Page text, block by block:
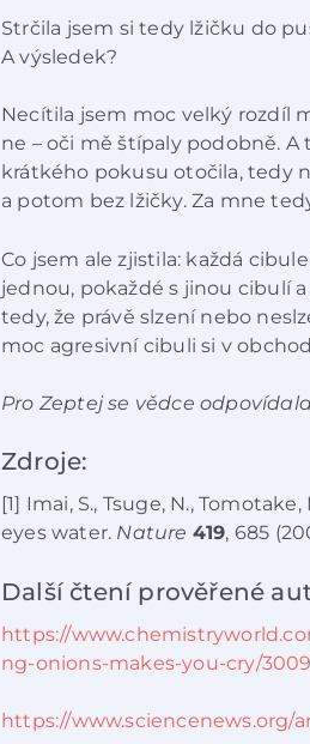
Strčila jsem si tedy lžičku do
A výsledek?
Necítila jsem moc velký rozdíl
ne – oči mě štípaly podobně.
krátkého pokusu otočila, tedy
a potom bez lžičky. Za mne
Co jsem ale zjistila: každá
jednou, pokaždé s jinou cibulí
tedy, že právě slzení nebo
moc agresivní cibuli si v
Pro Zeptej se vědce
Zdroje:
[1] Imai, S., Tsuge, N., Tomotake,
eyes water. Nature 419, 685
Další čtení prověřené
https://
ng-onions-makes-you-cry/
https://